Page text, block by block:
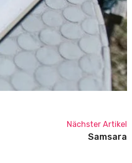
Nächster Artikel
Samsara